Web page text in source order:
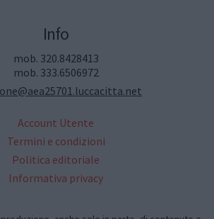
Info
mob. 320.8428413
mob. 333.6506972
Account Utente
Termini e condizioni
Politica editoriale
Informativa privacy